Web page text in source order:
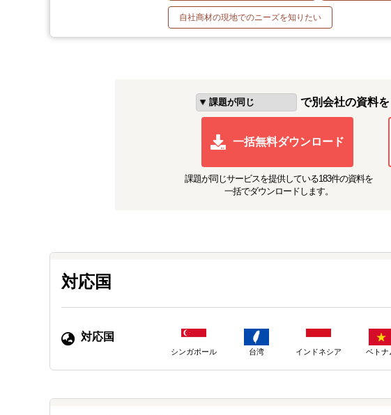
自社商材の現地でのニーズを知りたい
で別会社の資料を
一括無料ダウンロード
課題が同じサービスを提供している183件の資料を
一括でダウンロードします。
対応国
対応国
シンガポール 台湾 インドネシア ベトナ